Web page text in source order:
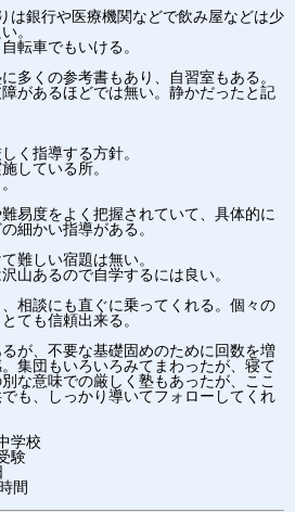
は銀行や医療機関などで飲み屋などは少
。
転車でもいける。
多くの参考書もあり、自習室もある。
があるほどでは無い。静かだったと記
く指導する方針。
している所。
易度をよく把握されていて、具体的に
細かい指導がある。
難しい宿題は無い。
山あるので自学するには良い。
相談にも直ぐに乗ってくれる。個々の
ても信頼出来る。
が、不要な基礎固めのために回数を増
集団もいろいろみてまわったが、寝て
な意味での厳しく塾もあったが、ここ
も、しっかり導いてフォローしてくれ
学校
験
間